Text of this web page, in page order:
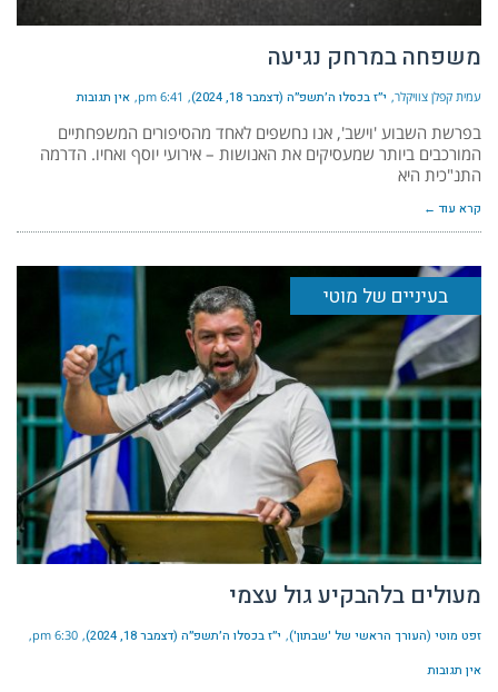
משפחה במרחק נגיעה
עמית קפלן צוויקלר י״ז בכסלו ה׳תשפ״ה (דצמבר 18, 2024) 6:41 pm אין תגובות
בפרשת השבוע 'וישב', אנו נחשפים לאחד מהסיפורים המשפחתיים
המורכבים ביותר שמעסיקים את האנושות – אירועי יוסף ואחיו. הדרמה
התנ"כית היא
קרא עוד ←
בעיניים של מוטי
מעולים בלהבקיע גול עצמי
זפט מוטי (העורך הראשי של 'שבתון') י״ז בכסלו ה׳תשפ״ה (דצמבר 18, 2024) 6:30 pm
אין תגובות